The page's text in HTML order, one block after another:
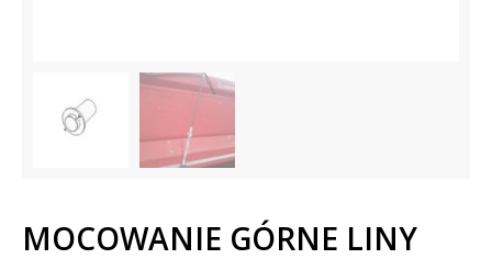
MOCOWANIE GÓRNE LINY